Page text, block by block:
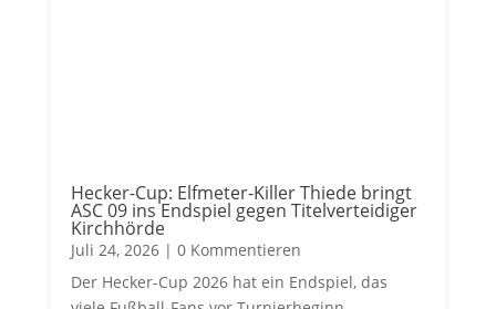
Hecker-Cup: Elfmeter-Killer Thiede bringt
ASC 09 ins Endspiel gegen Titelverteidiger
Kirchhörde
Juli 24, 2026| 0 Kommentieren
Der Hecker-Cup 2026 hat ein Endspiel, das